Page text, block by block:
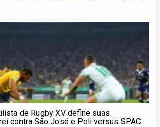
de Rugby XV define suas
contra São José e Poli versus SPAC